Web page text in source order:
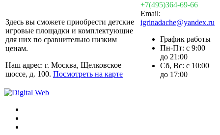
Здесь вы сможете приобрести детские
игровые площадки и комплектующие
для них по сравнительно низким
ценам.
Наш адрес: г. Москва, Щелковское
шоссе, д. 100. Посмотреть на карте
+7(495)364-69-66
Email:
igrinadache@yandex.ru
График работы
Пн-Пт: с 9:00
до 21:00
Сб, Вс: с 10:00
до 17:00